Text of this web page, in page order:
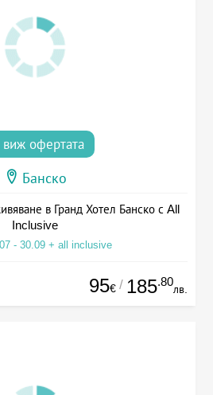
виж офертата
Банско
в Гранд Хотел Банско с All
Inclusive
- 30.09 + all inclusive
95€ / 185.80
лв.